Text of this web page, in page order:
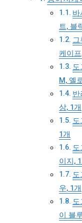
바
트, 블
그
케이
도
M, 옐
반
상, 1개
도
1개
도
이지,
도
우, 1개
도
이 블